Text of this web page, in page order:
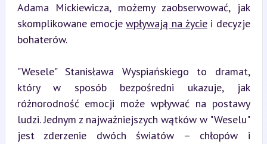
Adama Mickiewicza, możemy zaobserwować, jak
skomplikowane emocje wpływają na życie i decyzje
bohaterów.
"Wesele" Stanisława Wyspiańskiego to dramat,
który w sposób bezpośredni ukazuje, jak
różnorodność emocji może wpływać na postawy
ludzi. Jednym z najważniejszych wątków w "Weselu"
jest zderzenie dwóch światów – chłopów i